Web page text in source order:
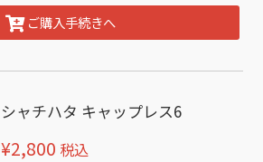
ご購入手続きへ
シャチハタ キャップレス6
¥2,800 税込